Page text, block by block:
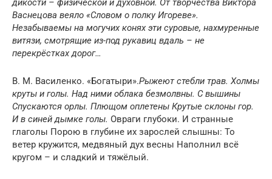
дикости – физической и духовной. От творчества Виктора
Васнецова веяло «Словом о полку Игореве».
Незабываемы на могучих конях эти суровые, нахмуренные
витязи, смотрящие из-под рукавиц вдаль – не
перекрёстках дорог…
В. М. Василенко. «Богатыри».Рыжеют стебли трав. Холмы
круты и голы. Над ними облака безмолвны. С вышины
Спускаются орлы. Плющом оплетены Крутые склоны гор.
И в синей дымке голы. Овраги глубоки. И странные
глаголы Порою в глубине их зарослей слышны: То
ветер кружится, медвяный дух весны Наполнил всё
кругом – и сладкий и тяжёлый.